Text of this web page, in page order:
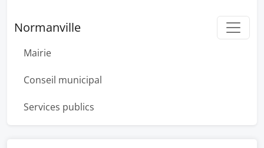
Normanville
Mairie
Conseil municipal
Services publics